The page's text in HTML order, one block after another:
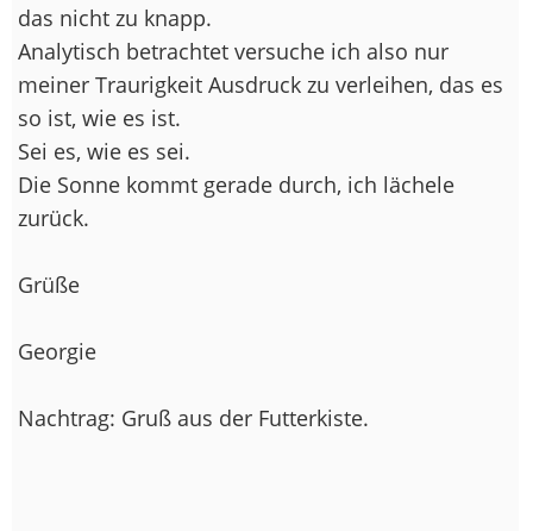
das nicht zu knapp.
Analytisch betrachtet versuche ich also nur
meiner Traurigkeit Ausdruck zu verleihen, das es
so ist, wie es ist.
Sei es, wie es sei.
Die Sonne kommt gerade durch, ich lächele
zurück.
Grüße
Georgie
Nachtrag: Gruß aus der Futterkiste.